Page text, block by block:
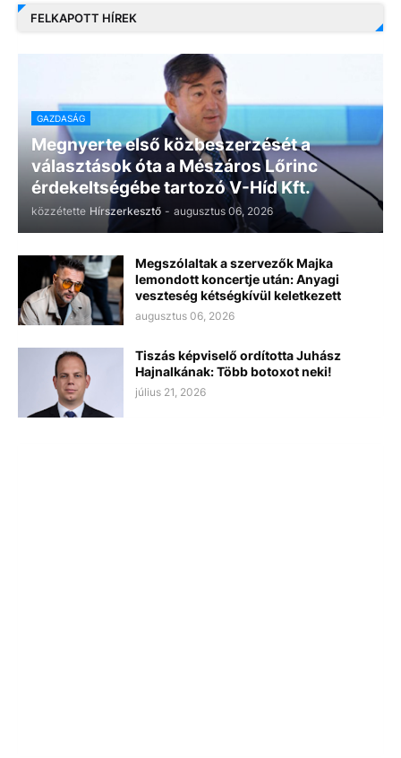
FELKAPOTT HÍREK
GAZDASÁG
Megnyerte első közbeszerzését a
választások óta a Mészáros Lőrinc
érdekeltségébe tartozó V-Híd Kft.
közzétette Hírszerkesztő - augusztus 06, 2026
Megszólaltak a szervezők Majka
lemondott koncertje után: Anyagi
veszteség kétségkívül keletkezett
augusztus 06, 2026
Tiszás képviselő ordította Juhász
Hajnalkának: Több botoxot neki!
július 21, 2026